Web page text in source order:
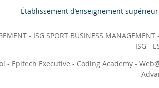
Établissement d’enseignement
- ISG SPORT BUSINESS MANAGEMENT -
ISG-
- Epitech Executive - Coding Academy-